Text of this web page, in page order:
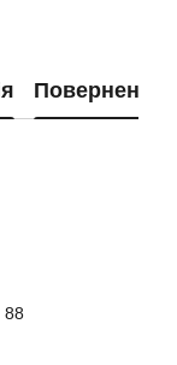
Повернення